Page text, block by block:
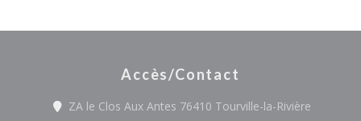
Accès/Contact
ZA le Clos Aux Antes 76410 Tourville-la-Rivière